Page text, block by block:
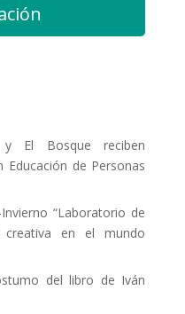
y El Bosque reciben
de Personas
“Laboratorio de
creativa en el mundo
del libro de Iván